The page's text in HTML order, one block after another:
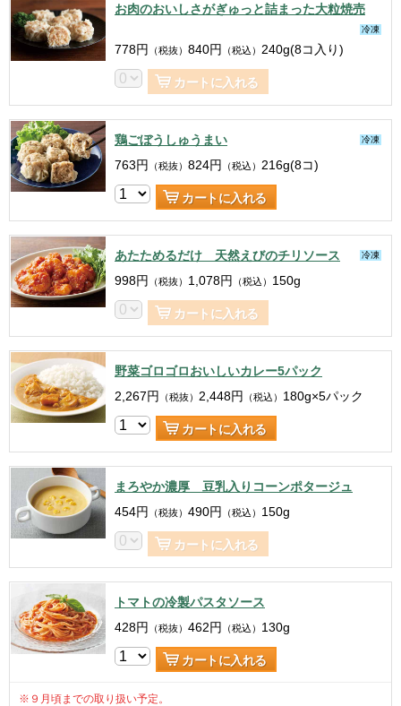
お肉のおいしさがぎゅっと詰まった大粒焼売
冷凍
778円 （税抜） 840円 （税込） 240g(8コ入り)
カートに入れる
鶏ごぼうしゅうまい 冷凍
763円 （税抜） 824円 （税込） 216g(8コ)
カートに入れる
あたためるだけ 天然えびのチリソース 冷凍
998円 （税抜） 1,078円 （税込） 150g
カートに入れる
野菜ゴロゴロおいしいカレー5パック
2,267円 （税抜） 2,448円 （税込） 180g×5パック
カートに入れる
まろやか濃厚 豆乳入りコーンポタージュ
454円 （税抜） 490円 （税込） 150g
カートに入れる
トマトの冷製パスタソース
428円 （税抜） 462円 （税込） 130g
カートに入れる
※９月頃までの取り扱い予定。